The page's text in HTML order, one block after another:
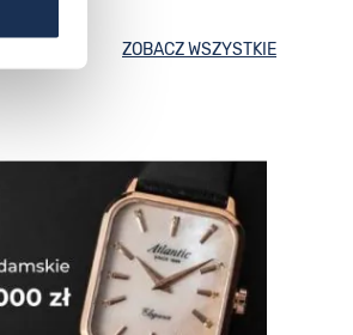
ZOBACZ WSZYSTKIE